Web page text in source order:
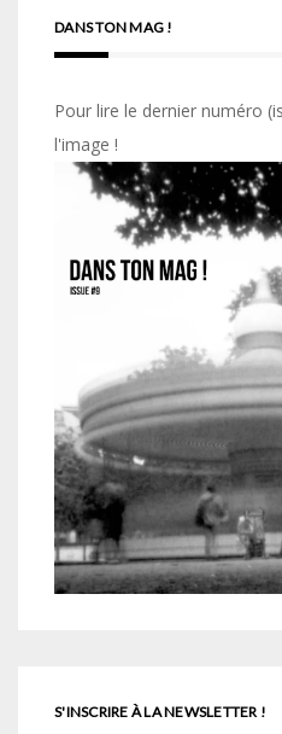
DANS TON MAG !
Pour lire le dernier numéro
l'image !
S'INSCRIRE À LA NEWSLETTER !